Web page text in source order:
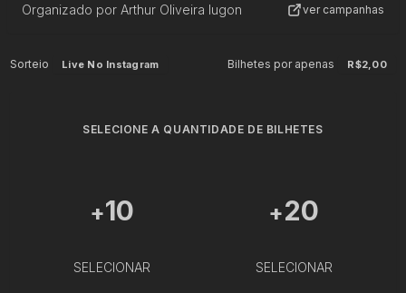
Organizado por Arthur Oliveira lugon ver campanhas
Sorteio Live No Instagram Bilhetes por apenas R$2,00
SELECIONE A QUANTIDADE DE BILHETES
+10
SELECIONAR
+20
SELECIONAR